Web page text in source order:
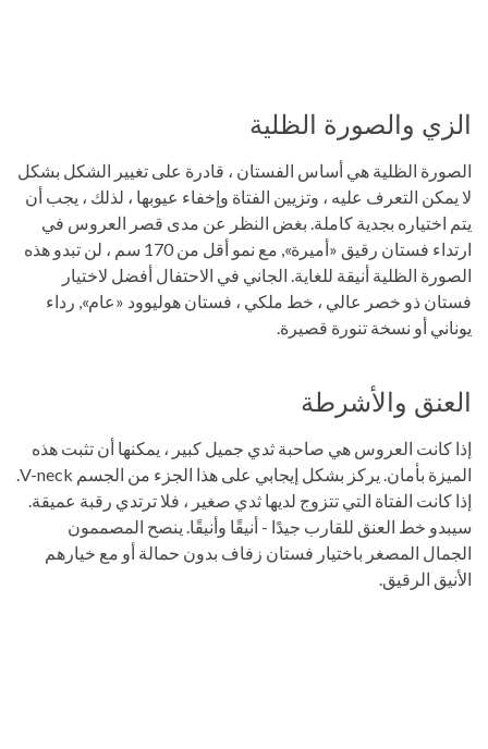
الزي والصورة الظلية
الصورة الظلية هي أساس الفستان ، قادرة على تغيير الشكل بشكل
لا يمكن التعرف عليه ، وتزيين الفتاة وإخفاء عيوبها ، لذلك ، يجب أن
يتم اختياره بجدية كاملة. بغض النظر عن مدى قصر العروس في
ارتداء فستان رقيق «أميرة», مع نمو أقل من 170 سم ، لن تبدو هذه
الصورة الظلية أنيقة للغاية. الجاني في الاحتفال أفضل لاختيار
فستان ذو خصر عالي ، خط ملكي ، فستان هوليوود «عام», رداء
يوناني أو نسخة تنورة قصيرة.
العنق والأشرطة
إذا كانت العروس هي صاحبة ثدي جميل كبير ، يمكنها أن تثبت هذه
الميزة بأمان. يركز بشكل إيجابي على هذا الجزء من الجسم V-neck.
إذا كانت الفتاة التي تتزوج لديها ثدي صغير ، فلا ترتدي رقبة عميقة.
سيبدو خط العنق للقارب جيدًا - أنيقًا وأنيقًا. ينصح المصممون
الجمال المصغر باختيار فستان زفاف بدون حمالة أو مع خيارهم
الأنيق الرقيق.